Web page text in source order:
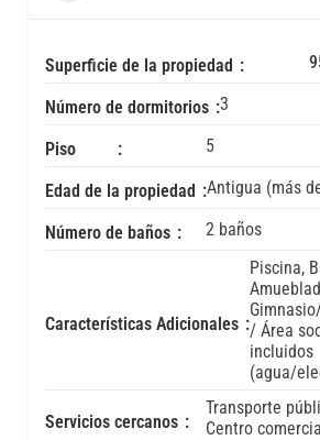
Superficie de la propiedad
Número de dormitorios 3
Piso 5
Edad de la propiedad Antigua (más
Número de baños 2 baños
Características Adicionales
Piscina,
/ Área
incluidos
(agua/
Servicios cercanos
Transporte
Centro comercial